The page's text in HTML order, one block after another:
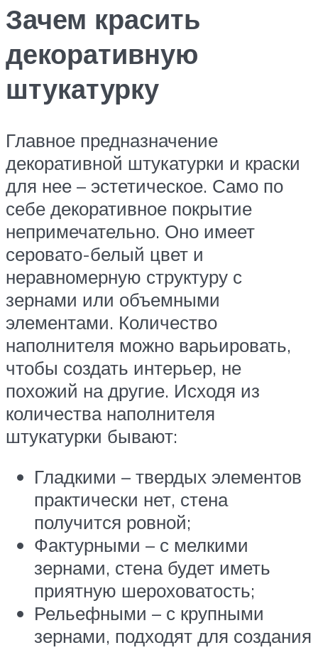
Зачем красить
декоративную
штукатурку
Главное предназначение
декоративной штукатурки и краски
для нее – эстетическое. Само по
себе декоративное покрытие
непримечательно. Оно имеет
серовато-белый цвет и
неравномерную структуру с
зернами или объемными
элементами. Количество
наполнителя можно варьировать,
чтобы создать интерьер, не
похожий на другие. Исходя из
количества наполнителя
штукатурки бывают:
Гладкими – твердых элементов
практически нет, стена
получится ровной;
Фактурными – с мелкими
зернами, стена будет иметь
приятную шероховатость;
Рельефными – с крупными
зернами, подходят для создания